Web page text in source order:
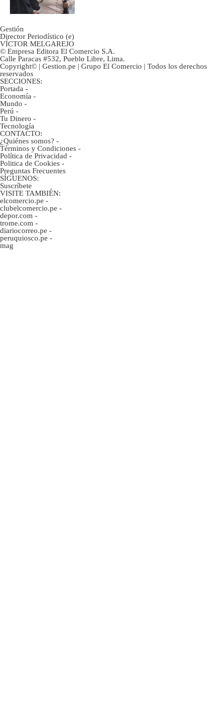
Gestión
Director Periodístico (e)
VÍCTOR MELGAREJO
© Empresa Editora El Comercio S.A.
Calle Paracas #532, Pueblo Libre, Lima.
Copyright© | Gestion.pe | Grupo El Comercio | Todos los derechos
reservados
SECCIONES:
Portada -
Economía -
Mundo -
Perú -
Tu Dinero -
Tecnología
CONTACTO:
¿Quiénes somos? -
Términos y Condiciones -
Política de Privacidad -
Politica de Cookies -
Preguntas Frecuentes
SÍGUENOS:
Suscríbete
VISITE TAMBIÉN:
elcomercio.pe -
clubelcomercio.pe -
depor.com -
trome.com -
diariocorreo.pe -
peruquiosco.pe -
mag